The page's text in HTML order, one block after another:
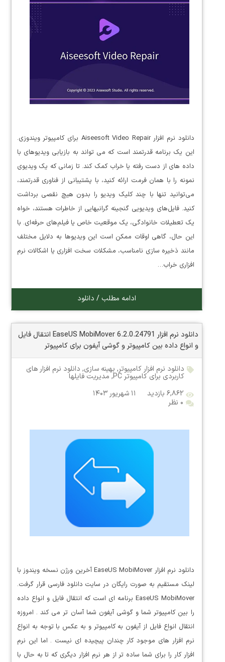
دانلود نرم افزار Aiseesoft Video Repair برای کامپیوتر ویندوزی.
این یک برنامه قدرتمند است که می تواند به بازیابی ویدیوهای با
داده های از دست رفته یا خراب کمک کند. تا زمانی که یک ویدیوی
نمونه را با همان فرمت ارائه کنید، با پشتیبانی از فناوری قدرتمند،
می‌توانید تنها با چند کلیک ویدیو را بدون هیچ نقصی برداشت
کنید. فایل‌های ویدیویی گنجینه گرانبهایی از خاطرات هستند، خواه
یک تعطیلات خانوادگی، یک موقعیت خاص یا فیلم‌های حرفه‌ای. با
این حال، گاهی اوقات ممکن است این ویدیوها به دلایل مختلف
مانند ذخیره سازی نامناسب، مشکلات سخت افزاری یا اشکالات نرم
افزاری خراب…
ادامه مطلب / دانلود
دانلود نرم افزار EaseUS MobiMover 6.2.0.24791 انتقال فایل
و انواع داده بین کامپیوتر و گوشی آیفون برای کامپیوتر
دانلود نرم افزار کامپیوتر, بهینه سازی, دانلود نرم افزار های
کاربردی برای کامپیوتر PC , مدیریت فایلها
۶,۸۶۲ بازدید
۱۱ شهریور ۱۴۰۳
۰ نظر
دانلود نرم افزار EaseUS MobiMover آخرین ورژن نسخه ویندوز با
لینک مستقیم به صورت رایگان در سایت دانلود فارسی قرار گرفت.
EaseUS MobiMover برنامه ای است که انتقال فایل و انواع داده
را بین کامپیوتر شما و گوشی آیفون شما آسان تر می کند . امروزه
انتقال انواع فایل از آیفون به کامپیوتر و به عکس با توجه به انواع
نرم افزار های موجود کار چندان پیچیده ای نیست . اما این نرم
افزار کار را برای شما ساده تر از هر نرم افزار دیگری که تا به حال با